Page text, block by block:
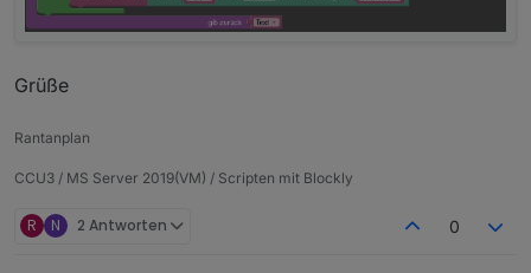
Grüße
Rantanplan
CCU3 / MS Server 2019(VM) / Scripten mit Blockly
R N 2 Antworten 0